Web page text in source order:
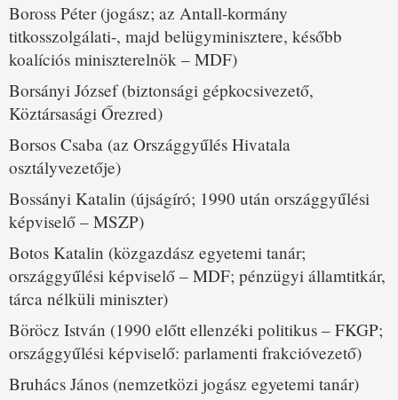
Boross Péter (jogász; az Antall-kormány
titkosszolgálati-, majd belügyminisztere, később
koalíciós miniszterelnök – MDF)
Borsányi József (biztonsági gépkocsivezető,
Köztársasági Őrezred)
Borsos Csaba (az Országgyűlés Hivatala
osztályvezetője)
Bossányi Katalin (újságíró; 1990 után országgyűlési
képviselő – MSZP)
Botos Katalin (közgazdász egyetemi tanár;
országgyűlési képviselő – MDF; pénzügyi államtitkár,
tárca nélküli miniszter)
Böröcz István (1990 előtt ellenzéki politikus – FKGP;
országgyűlési képviselő: parlamenti frakcióvezető)
Bruhács János (nemzetközi jogász egyetemi tanár)